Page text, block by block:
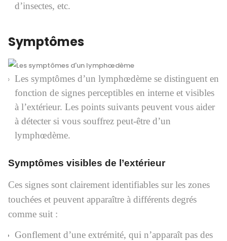
d’insectes, etc.
Symptômes
Les symptômes d’un lymphœdème se distinguent en
fonction de signes perceptibles en interne et visibles
à l’extérieur. Les points suivants peuvent vous aider
à détecter si vous souffrez peut-être d’un
lymphœdème.
Symptômes visibles de l’extérieur
Ces signes sont clairement identifiables sur les zones
touchées et peuvent apparaître à différents degrés
comme suit :
Gonflement d’une extrémité, qui n’apparaît pas des